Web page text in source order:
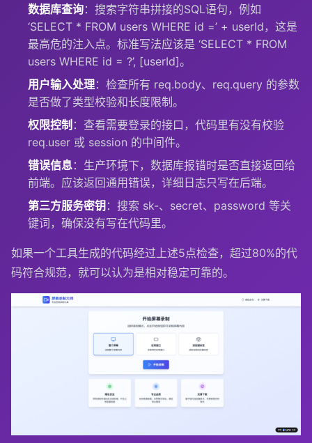
数据库查询：搜索字符串拼接的SQL语句，例如
‘SELECT * FROM users WHERE id =’ + userId ，这是
最高危的注入点。标准写法应该是 ‘SELECT * FROM
users WHERE id = ?’, [userId]。
用户输入处理：检查所有 req.body、 req.query 的参数
是否做了类型校验和长度限制。
权限控制 ：查看需要登录的接口，代码里有没有校验
req.user 或 session 的中间件。
错误信息：生产环境下，数据库报错时是否直接返回给
前端。应该返回通用错误，详细日志只写在后端。
第三方服务密钥 ：搜索 sk-、 secret、 password 等关
键词，确保没有写在代码里。
如果一个工具生成的代码经过上述5点检查，超过80%的代
码符合规范，就可以认为是相对稳定可靠的。